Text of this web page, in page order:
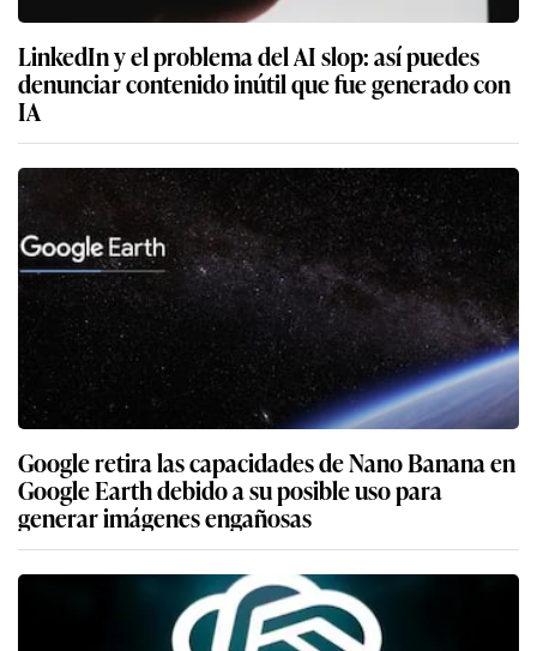
LinkedIn y el problema del AI slop: así puedes
denunciar contenido inútil que fue generado con
IA
Google retira las capacidades de Nano Banana en
Google Earth debido a su posible uso para
generar imágenes engañosas